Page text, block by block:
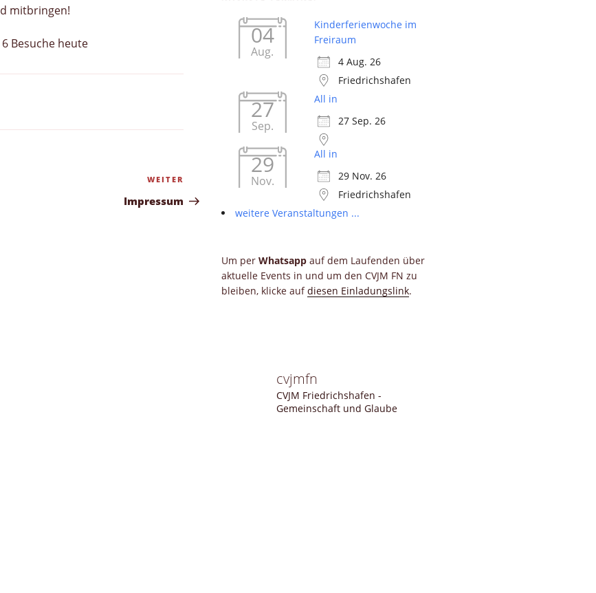
mitbringen!
6 Besuche heute
Beitrag
WEITER
Impressum
04
Aug.
Kinderferienwoche im
Freiraum
4 Aug. 26
Friedrichshafen
27
Sep.
All in
27 Sep. 26
29
Nov.
All in
29 Nov. 26
Friedrichshafen
weitere Veranstaltungen ...
Um per Whatsappauf dem Laufenden über
aktuelle Events in und um den CVJM FN zu
bleiben, klicke aufdiesen Einladungslink.
cvjmfn
CVJM Friedrichshafen -
Gemeinschaft und Glaube